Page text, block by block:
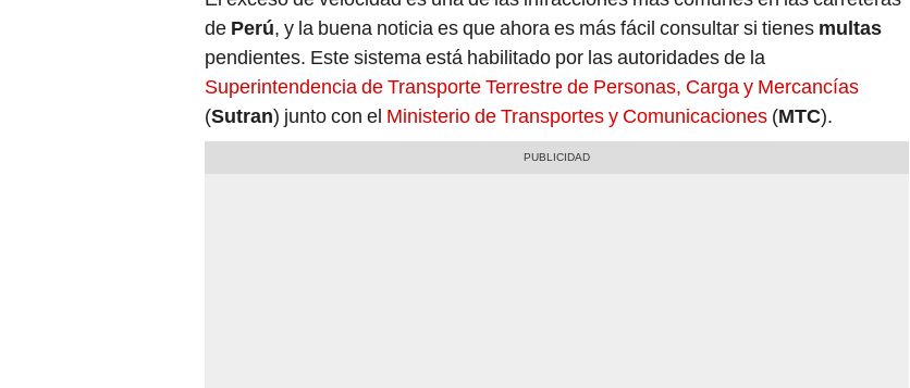
de Perú, y la buena noticia es que ahora es más fácil consultar si tienes multas
pendientes. Este sistema está habilitado por las autoridades de la
Superintendencia de Transporte Terrestre de Personas, Carga y Mercancías
(Sutran) junto con el Ministerio de Transportes y Comunicaciones (MTC).